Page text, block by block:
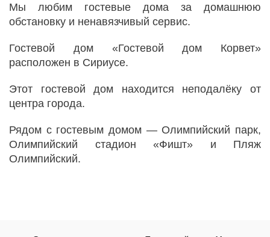
Мы любим гостевые дома за домашнюю
обстановку и ненавязчивый сервис.
Гостевой дом «Гостевой дом Корвет»
расположен в Сириусе.
Этот гостевой дом находится неподалёку от
центра города.
Рядом с гостевым домом — Олимпийский парк,
Олимпийский стадион «Фишт» и Пляж
Олимпийский.